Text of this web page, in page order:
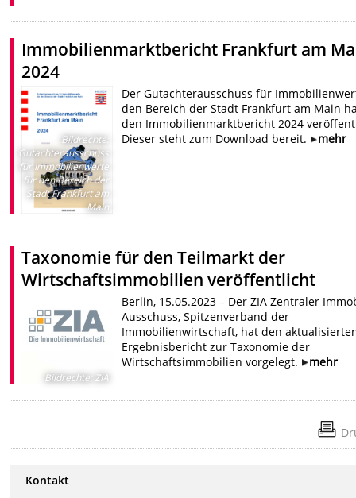
Immobilienmarktbericht Frankfurt am
2024
Bildrechte:
Gutachterausschuss
für Immobilienwerte
für den Bereich der
Stadt Frankfurt am
Main
Der Gutachterausschuss für
den Bereich der Stadt Frankfurt am Main
den Immobilienmarktbericht 2024
Dieser steht zum Download bereit.
mehr
Taxonomie für den Teilmarkt der
Wirtschaftsimmobilien veröffentlicht
Bildrechte: ZIA
Berlin, 15.05.2023 – Der ZIA Zentraler
Ausschuss, Spitzenverband der
Immobilienwirtschaft, hat den
Ergebnisbericht zur Taxonomie der
Wirtschaftsimmobilien vorgelegt.
mehr
Kontakt